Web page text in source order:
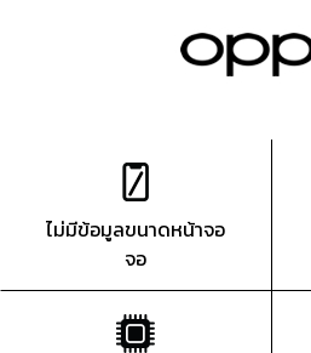
ไม่มีข้อมูลขนาดหน้าจอ
จอ